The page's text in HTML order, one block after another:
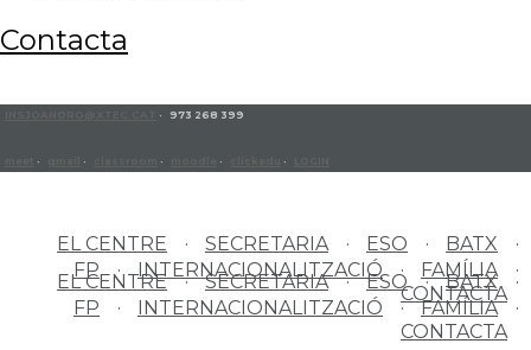
contacta
· 973 268 399
· · · · ·
EL CENTRE SECRETARIA ESO
BATX
FP
INTERNACIONALITZACIÓ
FAMÍLIA
CONTACTA
EL CENTRE SECRETARIA ESO
BATX
FP
INTERNACIONALITZACIÓ
FAMÍLIA
CONTACTA